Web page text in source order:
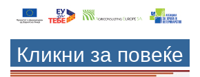
Кликни за повеќе